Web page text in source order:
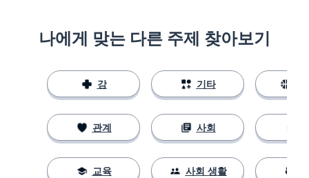
나에게 맞는 다른 주제 찾아보기
강
관계
교육
기타
사회
사회 생활